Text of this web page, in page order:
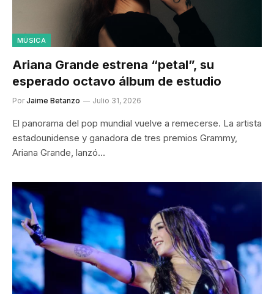
MÚSICA
Ariana Grande estrena “petal”, su
esperado octavo álbum de estudio
Por Jaime Betanzo Julio 31, 2026
El panorama del pop mundial vuelve a remecerse. La artista
estadounidense y ganadora de tres premios Grammy,
Ariana Grande, lanzó…